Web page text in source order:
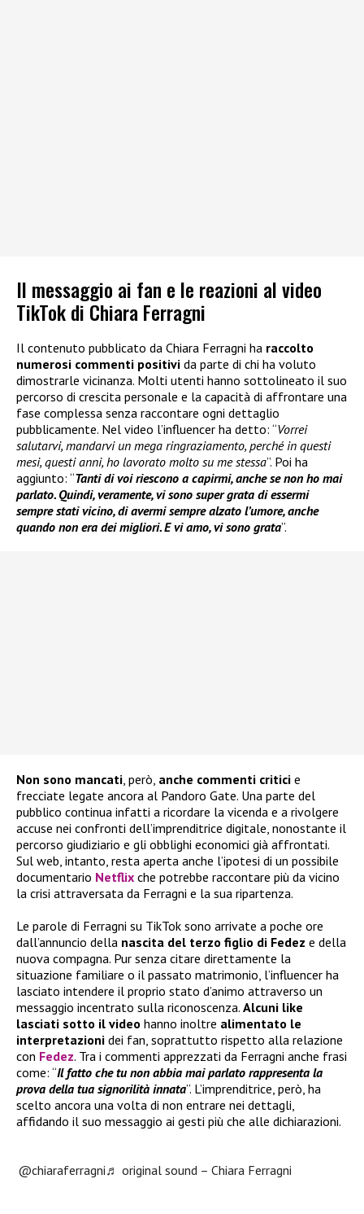
Il messaggio ai fan e le reazioni al video
TikTok di Chiara Ferragni
Il contenuto pubblicato da Chiara Ferragni ha raccolto
numerosi commenti positivi da parte di chi ha voluto
dimostrarle vicinanza. Molti utenti hanno sottolineato il suo
percorso di crescita personale e la capacità di affrontare una
fase complessa senza raccontare ogni dettaglio
pubblicamente. Nel video l’influencer ha detto: “Vorrei
salutarvi, mandarvi un mega ringraziamento, perché in questi
mesi, questi anni, ho lavorato molto su me stessa”. Poi ha
aggiunto: “Tanti di voi riescono a capirmi, anche se non ho mai
parlato. Quindi, veramente, vi sono super grata di essermi
sempre stati vicino, di avermi sempre alzato l’umore, anche
quando non era dei migliori. E vi amo, vi sono grata”.
Non sono mancati, però, anche commenti critici e
frecciate legate ancora al Pandoro Gate. Una parte del
pubblico continua infatti a ricordare la vicenda e a rivolgere
accuse nei confronti dell’imprenditrice digitale, nonostante il
percorso giudiziario e gli obblighi economici già affrontati.
Sul web, intanto, resta aperta anche l’ipotesi di un possibile
documentario Netflix che potrebbe raccontare più da vicino
la crisi attraversata da Ferragni e la sua ripartenza.
Le parole di Ferragni su TikTok sono arrivate a poche ore
dall’annuncio della nascita del terzo figlio di Fedez e della
nuova compagna. Pur senza citare direttamente la
situazione familiare o il passato matrimonio, l’influencer ha
lasciato intendere il proprio stato d’animo attraverso un
messaggio incentrato sulla riconoscenza. Alcuni like
lasciati sotto il video hanno inoltre alimentato le
interpretazioni dei fan, soprattutto rispetto alla relazione
con Fedez. Tra i commenti apprezzati da Ferragni anche frasi
come: “Il fatto che tu non abbia mai parlato rappresenta la
prova della tua signorilità innata”. L’imprenditrice, però, ha
scelto ancora una volta di non entrare nei dettagli,
affidando il suo messaggio ai gesti più che alle dichiarazioni.
@chiaraferragni♬ original sound – Chiara Ferragni